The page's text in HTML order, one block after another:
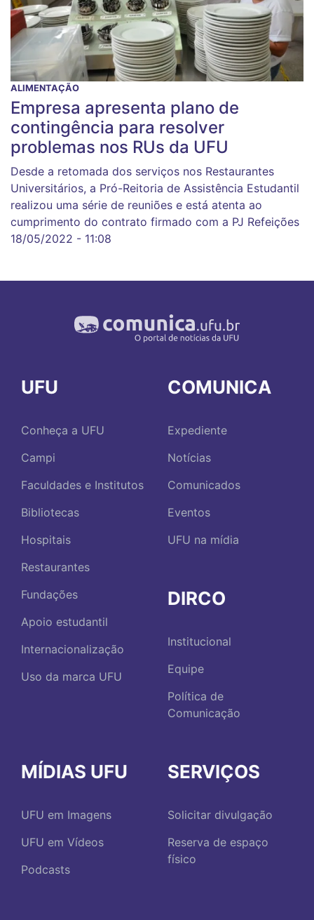
ALIMENTAÇÃO
Empresa apresenta plano de
contingência para resolver
problemas nos RUs da UFU
Desde a retomada dos serviços nos Restaurantes
Universitários, a Pró-Reitoria de Assistência Estudantil
realizou uma série de reuniões e está atenta ao
cumprimento do contrato firmado com a PJ Refeições
18/05/2022 - 11:08
UFU
Conheça a UFU
Campi
Faculdades e Institutos
Bibliotecas
Hospitais
Restaurantes
Fundações
Apoio estudantil
Internacionalização
Uso da marca UFU
COMUNICA
Expediente
Notícias
Comunicados
Eventos
UFU na mídia
DIRCO
Institucional
Equipe
Política de
Comunicação
MÍDIAS UFU
UFU em Imagens
UFU em Vídeos
Podcasts
SERVIÇOS
Solicitar divulgação
Reserva de espaço
físico